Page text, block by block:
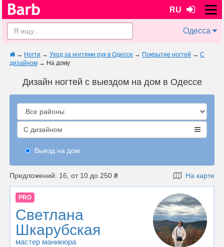
RU
Одесса
→ Ногти → Уход за ногтями рук в Одессе → Покрытие ногтей → С
дизайном → На дому
Дизайн ногтей с выездом на дом в Одессе
С дизайном
Выезд на дом
Предложений: 16, от 10 до 250 ₴ На карте
PRO
Светлана
Шкарубская
мастер маникюра